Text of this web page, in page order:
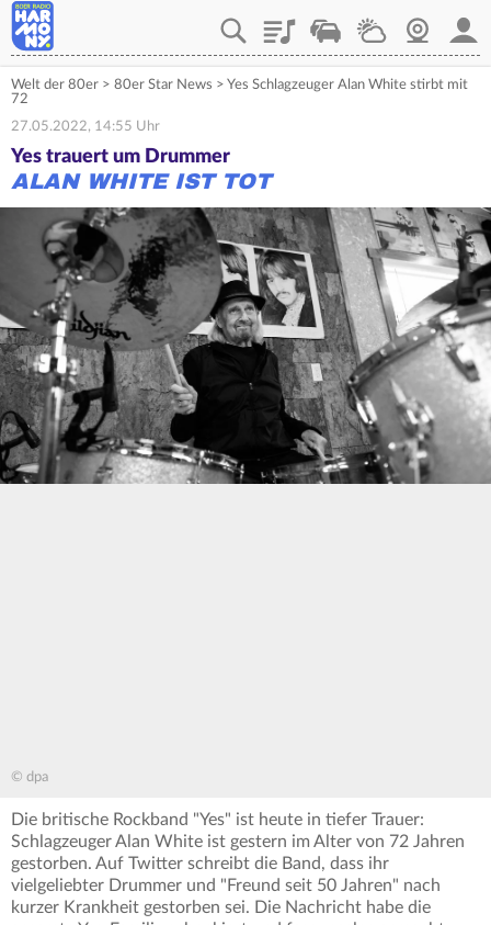
PlaylistVerkehrWetterWebcam
Welt der 80er > 80er Star News > Yes Schlagzeuger Alan White stirbt mit
72
27.05.2022, 14:55 Uhr
Yes trauert um Drummer
ALAN WHITE IST TOT
© dpa
Die britische Rockband "Yes" ist heute in tiefer Trauer:
Schlagzeuger Alan White ist gestern im Alter von 72 Jahren
gestorben. Auf Twitter schreibt die Band, dass ihr
vielgeliebter Drummer und "Freund seit 50 Jahren" nach
kurzer Krankheit gestorben sei. Die Nachricht habe die